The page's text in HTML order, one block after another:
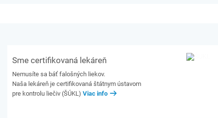
Sme certifikovaná lekáreň
Nemusíte sa báť falošných liekov.
Naša lekáreň je certifikovaná štátnym ústavom
pre kontrolu liečiv (ŠÚKL) Viac info